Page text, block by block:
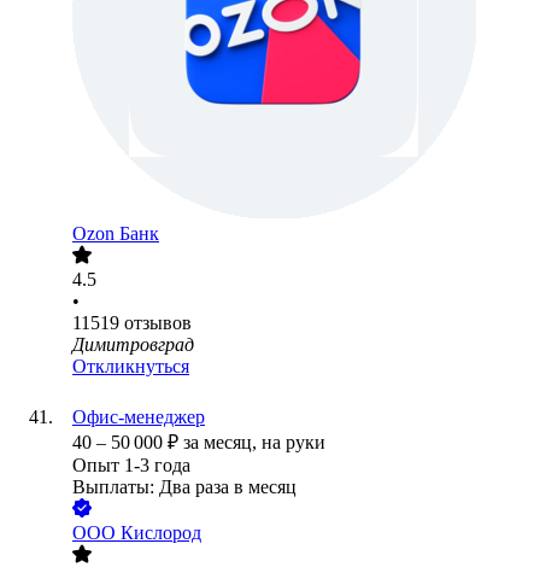
Ozon Банк
4.5
•
11519 отзывов
Димитровград
Откликнуться
Офис-менеджер
40 – 50 000 ₽ за месяц, на руки
Опыт 1-3 года
Выплаты: Два раза в месяц
ООО Кислород